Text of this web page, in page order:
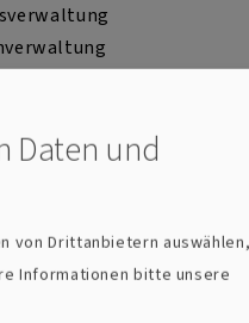
Daten und
von Drittanbietern
Informationen bitte unsere